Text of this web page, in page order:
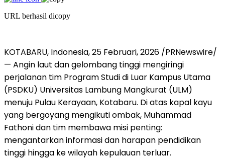
URL berhasil dicopy
KOTABARU, Indonesia, 25 Februari, 2026 /PRNewswire/
— Angin laut dan gelombang tinggi mengiringi
perjalanan tim Program Studi di Luar Kampus Utama
(PSDKU) Universitas Lambung Mangkurat (ULM)
menuju Pulau Kerayaan, Kotabaru. Di atas kapal kayu
yang bergoyang mengikuti ombak, Muhammad
Fathoni dan tim membawa misi penting:
mengantarkan informasi dan harapan pendidikan
tinggi hingga ke wilayah kepulauan terluar.